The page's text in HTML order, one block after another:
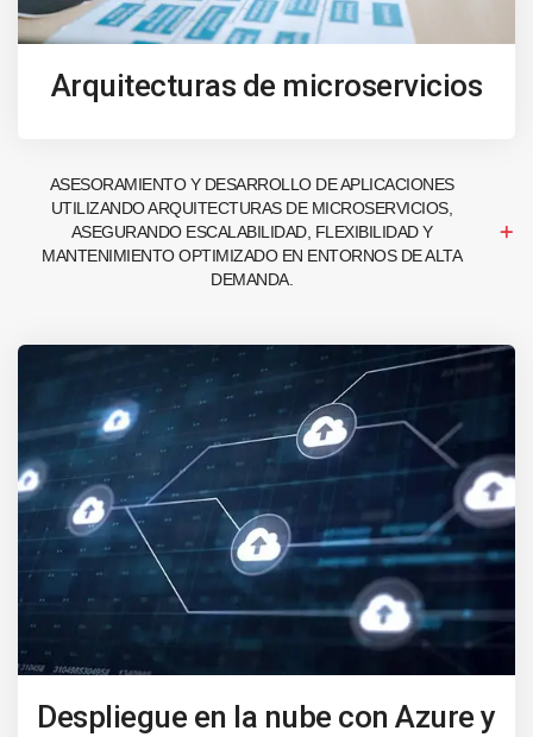
Arquitecturas de microservicios
ASESORAMIENTO Y DESARROLLO DE APLICACIONES
UTILIZANDO ARQUITECTURAS DE MICROSERVICIOS,
ASEGURANDO ESCALABILIDAD, FLEXIBILIDAD Y
MANTENIMIENTO OPTIMIZADO EN ENTORNOS DE ALTA
DEMANDA.
Despliegue en la nube con Azure y